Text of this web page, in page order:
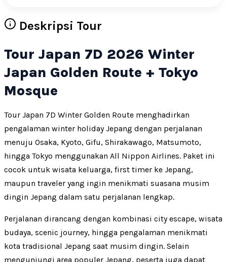
Deskripsi Tour
Tour Japan 7D 2026 Winter
Japan Golden Route + Tokyo
Mosque
Tour Japan 7D Winter Golden Route menghadirkan
pengalaman winter holiday Jepang dengan perjalanan
menuju Osaka, Kyoto, Gifu, Shirakawago, Matsumoto,
hingga Tokyo menggunakan All Nippon Airlines. Paket ini
cocok untuk wisata keluarga, first timer ke Jepang,
maupun traveler yang ingin menikmati suasana musim
dingin Jepang dalam satu perjalanan lengkap.
Perjalanan dirancang dengan kombinasi city escape, wisata
budaya, scenic journey, hingga pengalaman menikmati
kota tradisional Jepang saat musim dingin. Selain
mengunjungi area populer Jepang, peserta juga dapat